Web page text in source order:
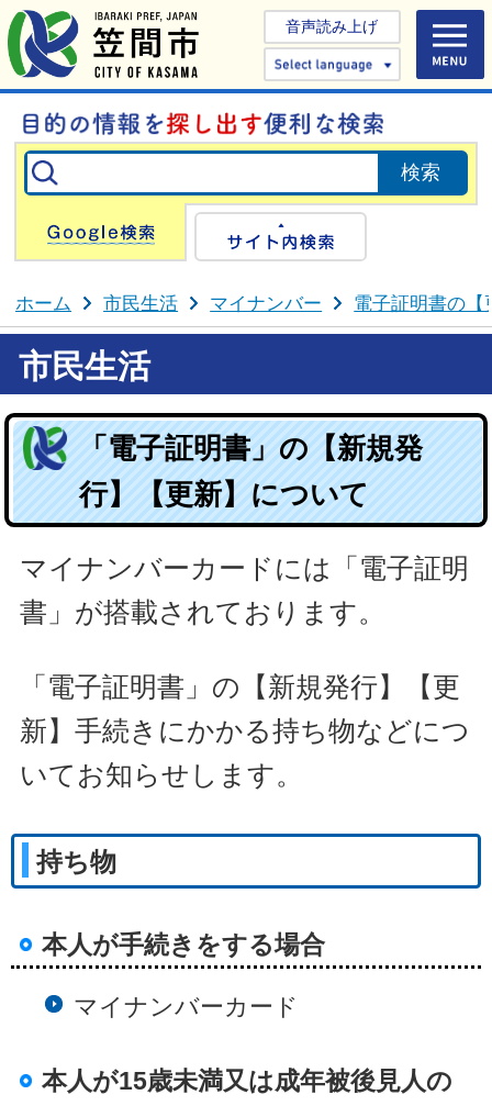
音声読み上げ
Select
Google検索
ホーム 市民生活 マイナンバー 電子証明書の【
市民生活
「電子証明書」の【新規発
行】【更新】について
マイナンバーカードには「電子証明
書」が搭載されております。
「電子証明書」の【新規発行】【更
新】手続きにかかる持ち物などにつ
いてお知らせします。
持ち物
本人が手続きをする場合
マイナンバーカード
本人が15歳未満又は成年被後見人の